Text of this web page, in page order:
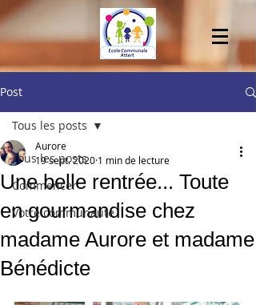
Post
Tous les posts
Commencer
Votre communauté
Tous les posts
Une belle rentrée... Toute
en gourmandise chez
madame Aurore et madame
Bénédicte
Aurore
19 sept. 2020 1 min de lecture